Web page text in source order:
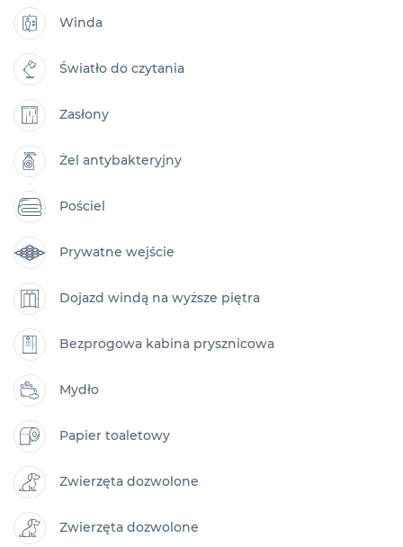
Winda
Światło do czytania
Zasłony
Żel antybakteryjny
Pościel
Prywatne wejście
Dojazd windą na wyższe piętra
Bezprogowa kabina prysznicowa
Mydło
Papier toaletowy
Zwierzęta dozwolone
Zwierzęta dozwolone